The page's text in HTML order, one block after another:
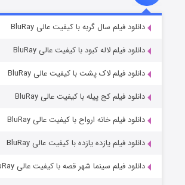
قسمت۶ (زیرنویس) منتشر شد دانلود فیلم سال گربه با کیفیت عالی BluRay
دانلود فیلم لاله کبود با کیفیت عالی BluRay
دانلود فیلم لاک پشت با کیفیت عالی BluRay
دانلود فیلم کج‌ پیله با کیفیت عالی BluRay
دانلود فیلم خانه ارواح با کیفیت عالی BluRay
دانلود فیلم یازده یازده با کیفیت عالی BluRay
دانلود فیلم سینما شهر قصه با کیفیت عالی BluRay